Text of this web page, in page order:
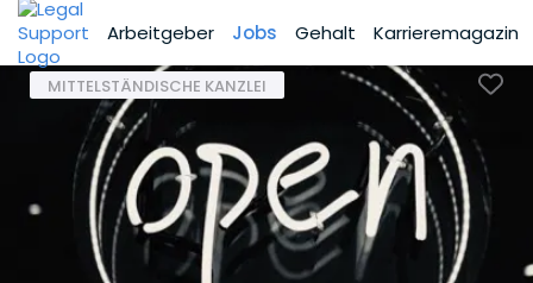
Arbeitgeber Jobs Gehalt Karrieremagazin
MITTELSTÄNDISCHE KANZLEI